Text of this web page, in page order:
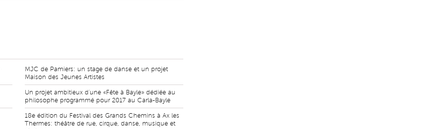
MJC de Pamiers: un stage de danse et un projet
Maison des Jeunes Artistes
Un projet ambitieux d'une «Fête à Bayle» dédiée au
philosophe programmé pour 2017 au Carla-Bayle
18e édition du Festival des Grands Chemins à Ax les
Thermes: théâtre de rue, cirque, danse, musique et